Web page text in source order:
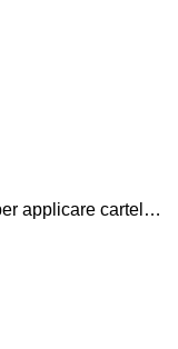
Fili di sicurezza in PP (polipropilene) per applicare cartellini senza pistola sparafili